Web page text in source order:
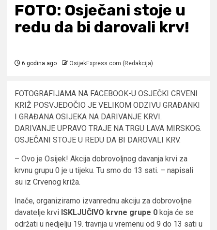
FOTO: Osječani stoje u
redu da bi darovali krv!
6 godina ago OsijekExpress.com (Redakcija)
FOTOGRAFIJAMA NA FACEBOOK-U OSJEČKI CRVENI
KRIŽ POSVJEDOČIO JE VELIKOM ODZIVU GRAĐANKI
I GRAĐANA OSIJEKA NA DARIVANJE KRVI.
DARIVANJE UPRAVO TRAJE NA TRGU LAVA MIRSKOG.
OSJEČANI STOJE U REDU DA BI DAROVALI KRV.
– Ovo je Osijek! Akcija dobrovoljnog davanja krvi za
krvnu grupu 0 je u tijeku. Tu smo do 13 sati. – napisali
su iz Crvenog križa.
Inače, organiziramo izvanrednu akciju za dobrovoljne
davatelje krvi ISKLJUČIVO krvne grupe 0 koja će se
održati u nedjelju 19. travnja u vremenu od 9 do 13 sati u